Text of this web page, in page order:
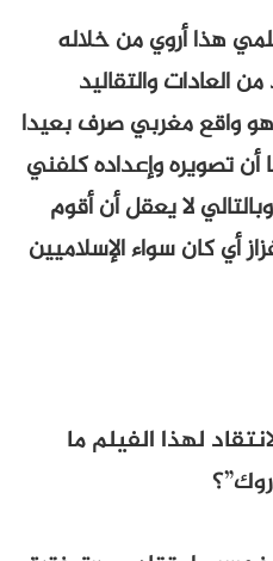
هذا أروي من خلاله
العادات والتقاليد
واقع مغربي صرف بعيدا
أن تصويره وإعداده كلفني
لا يعقل أن أقوم
أي كان سواء الإسلاميين
لهذا الفيلم ما